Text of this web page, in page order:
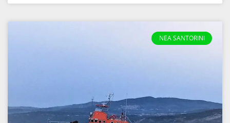
NEA SANTORINI